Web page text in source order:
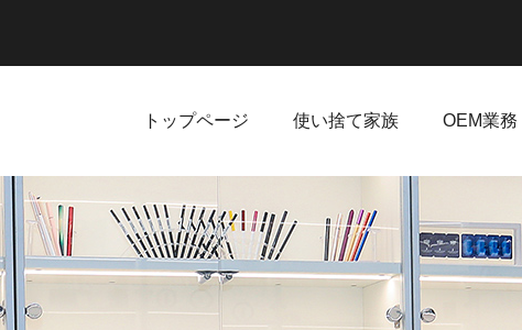
トップページ 使い捨て家族 OEM業務